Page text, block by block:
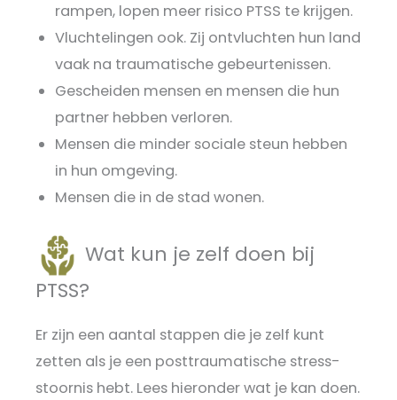
rampen, lopen meer risico PTSS te krijgen.
Vluchtelingen ook. Zij ontvluchten hun land
vaak na traumatische gebeurtenissen.
Gescheiden mensen en mensen die hun
partner hebben verloren.
Mensen die minder sociale steun hebben
in hun omgeving.
Mensen die in de stad wonen.
Wat kun je zelf doen bij
PTSS?
Er zijn een aantal stappen die je zelf kunt
zetten als je een posttraumatische stress-
stoornis hebt. Lees hieronder wat je kan doen.